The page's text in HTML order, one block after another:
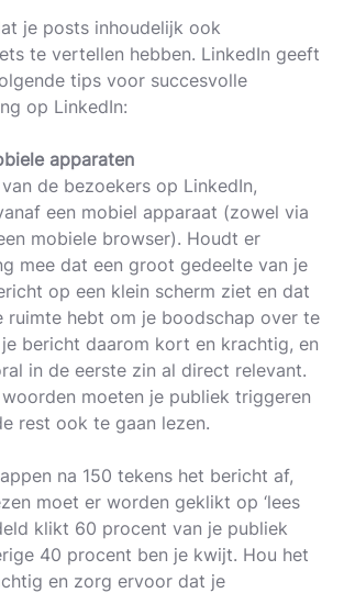
je posts inhoudelijk ook
te vertellen hebben. LinkedIn geeft
tips voor succesvolle
op LinkedIn:
apparaten
de bezoekers op LinkedIn,
een mobiel apparaat (zowel via
mobiele browser). Houdt er
mee dat een groot gedeelte van je
op een klein scherm ziet en dat
ruimte hebt om je boodschap over te
bericht daarom kort en krachtig, en
in de eerste zin al direct relevant.
moeten je publiek triggeren
rest ook te gaan lezen.
na 150 tekens het bericht af,
moet er worden geklikt op ‘lees
klikt 60 procent van je publiek
40 procent ben je kwijt. Hou het
en zorg ervoor dat je